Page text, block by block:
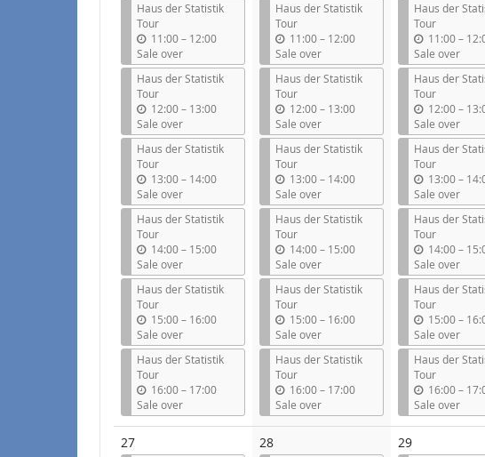
Haus der Statistik
Tour
11:00–u
t
i
12:00
Sale over
Haus der Statistik
Tour
12:00–u
t
i
13:00
Sale over
Haus der Statistik
Tour
13:00–u
t
i
14:00
Sale over
Haus der Statistik
Tour
14:00–u
t
i
15:00
Sale over
Haus der Statistik
Tour
15:00–u
t
i
16:00
Sale over
Haus der Statistik
Tour
16:00–u
t
17:00
Sale over
Haus der Statistik
Tour
11:00–u
t
i
12:00
Sale over
Haus der Statistik
Tour
12:00–u
t
i
13:00
Sale over
Haus der Statistik
Tour
13:00–u
t
i
14:00
Sale over
Haus der Statistik
Tour
14:00–u
t
i
15:00
Sale over
Haus der Statistik
Tour
15:00–u
t
i
16:00
Sale over
Haus der Statistik
Tour
16:00–u
t
17:00
Sale over
Haus der
Tour
11:00–u
t
i
Sale over
Haus der
Tour
12:00–u
t
i
Sale over
Haus der
Tour
13:00–u
t
i
Sale over
Haus der
Tour
14:00–u
t
i
Sale over
Haus der
Tour
15:00–u
t
i
Sale over
Haus der
Tour
16:00–u
t
Sale over
27 28 29